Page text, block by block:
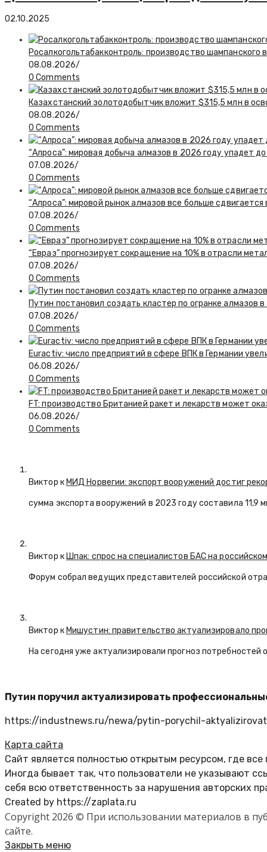
02.10.2025
Росалкогольтабакконтроль: производство шампанского
08.08.2026/
0 Comments
Казахстанский золотодобытчик вложит $315,5 млн в
08.08.2026/
0 Comments
“Алроса”: мировая добыча алмазов в 2026 году упадет
07.08.2026/
0 Comments
“Алроса”: мировой рынок алмазов все больше
07.08.2026/
0 Comments
“Евраз” прогнозирует сокращение на 10% в отрасли
07.08.2026/
0 Comments
Путин постановил создать кластер по огранке алмазов
07.08.2026/
0 Comments
Euractiv: число предприятий в сфере ВПК в Германии
06.08.2026/
0 Comments
FT: производство Британией ракет и лекарств может
06.08.2026/
0 Comments
Виктор кМИД Норвегии: экспорт вооружений достиг
сумма экспорта вооружений в 2023 году составила 11,9
Виктор кШпак: спрос на специалистов БАС на
Форум собрал ведущих представителей российской
Виктор кМишустин: правительство актуализировало
На сегодня уже актуализировали прогноз
Путин поручил актуализировать
https://industnews.ru/newa/pytin-porychil-
Карта сайта
Сайт является полностью открытым ресурсом, где
Иногда бывает так, что пользователи не указывают
себя всю ответственность за нарушения авторских
Created by https://zaplata.ru
Copyright 2026 © При использовании материалов в
сайте.
Закрыть меню